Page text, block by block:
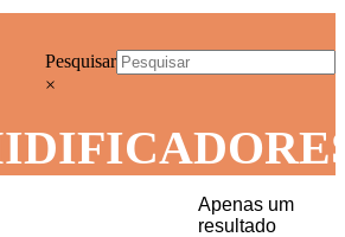
Pesquisar
×
Apenas um
resultado